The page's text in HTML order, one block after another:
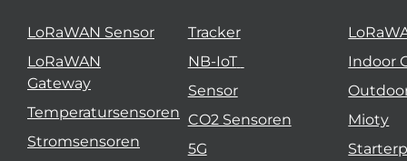
LoRaWAN Sensor
LoRaWAN
Gateway
Temperatursensoren
Stromsensoren
Tracker
NB-IoT
Sensor
CO2 Sensoren
5G
Indoor
Mioty